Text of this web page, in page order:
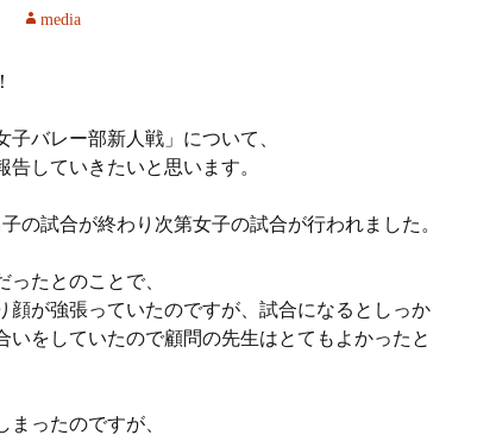
media
バレー部新人戦」について、
していきたいと思います。
の試合が終わり次第女子の試合が行われました。
たとのことで、
顔が強張っていたのですが、試合になるとしっか
いをしていたので顧問の先生はとてもよかったと
ったのですが、